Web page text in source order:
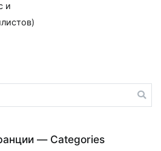
и
— Categories